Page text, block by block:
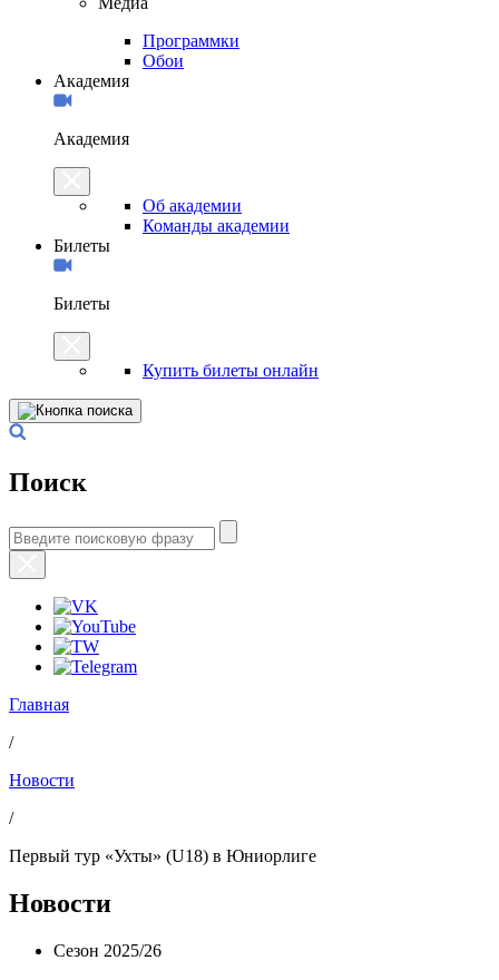
Программки
Обои
Академия
Академия
Об академии
Команды академии
Билеты
Билеты
Купить билеты онлайн
Поиск
Главная
/
Новости
/
Первый тур «Ухты» (U18) в Юниорлиге
Новости
Сезон 2025/26